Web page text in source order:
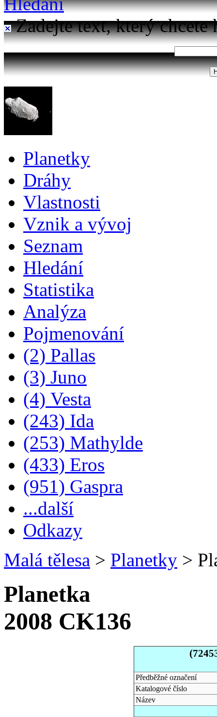
Zadejte text, který chcete
Planetky
Dráhy
Vlastnosti
Vznik a vývoj
Seznam
Hledání
Statistika
Analýza
Pojmenování
(2) Pallas
(3) Juno
(4) Vesta
(243) Ida
(253) Mathylde
(433) Eros
(951) Gaspra
...další
Odkazy
Malá tělesa > Planetky >
Planetka
2008 CK136
Předběžné označení
Katalogové číslo
Název